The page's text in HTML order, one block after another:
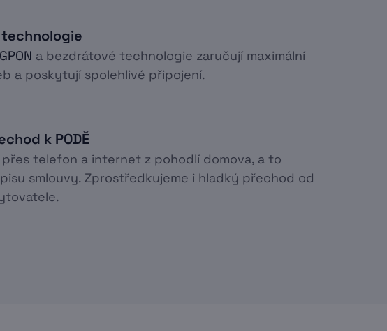
GPON a bezdrátové technologie zaručují maximální
a poskytují spolehlivé připojení.
k PODĚ
přes telefon a internet z pohodlí domova, a to
smlouvy. Zprostředkujeme i hladký přechod od